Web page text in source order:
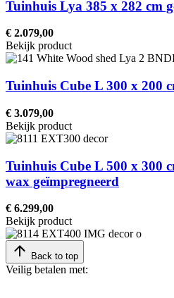
Tuinhuis Lya 385 x 282 cm
€ 2.079,00
Bekijk product
Tuinhuis Cube L 300 x 200
€ 3.079,00
Bekijk product
Tuinhuis Cube L 500 x 300
wax geïmpregneerd
€ 6.299,00
Bekijk product
Back to top
Veilig betalen met: